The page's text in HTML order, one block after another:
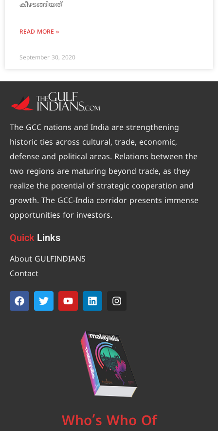
കീഴടങ്ങിയത്
READ MORE »
September 30, 2020
The GCC nations and India are strengthening
historic ties across cultural, trade, economic,
defense and political areas. Relations between the
two regions are maturing beyond trade, as they
realize the potential of strategic cooperation and
growth. The GCC-India corridor presents immense
opportunities for investors.
Quick Links
About GULFINDIANS
Contact
Who’s Who Of